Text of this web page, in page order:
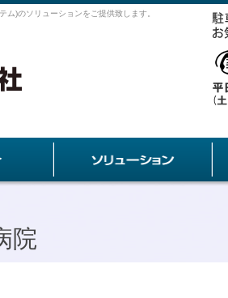
)のソリューションをご提供致します。
院